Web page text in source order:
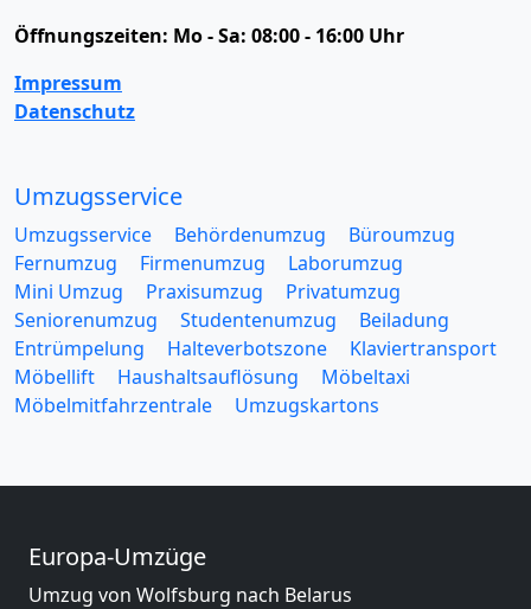
Öffnungszeiten: Mo - Sa: 08:00 - 16:00 Uhr
Impressum
Datenschutz
Umzugsservice
Umzugsservice Behördenumzug
Büroumzug
Fernumzug
Firmenumzug
Laborumzug
Mini Umzug
Praxisumzug
Privatumzug
Seniorenumzug
Studentenumzug
Beiladung
Entrümpelung
Halteverbotszone
Klaviertransport
Möbellift
Haushaltsauflösung
Möbeltaxi
Möbelmitfahrzentrale
Umzugskartons
Europa-Umzüge
Umzug von Wolfsburg nach Belarus